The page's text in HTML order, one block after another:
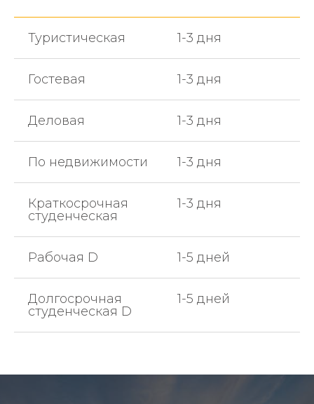
Туристическая 1-3 дня
Гостевая 1-3 дня
Деловая 1-3 дня
По недвижимости 1-3 дня
Краткосрочная
студенческая
1-3 дня
Рабочая D 1-5 дней
Долгосрочная
студенческая D
1-5 дней